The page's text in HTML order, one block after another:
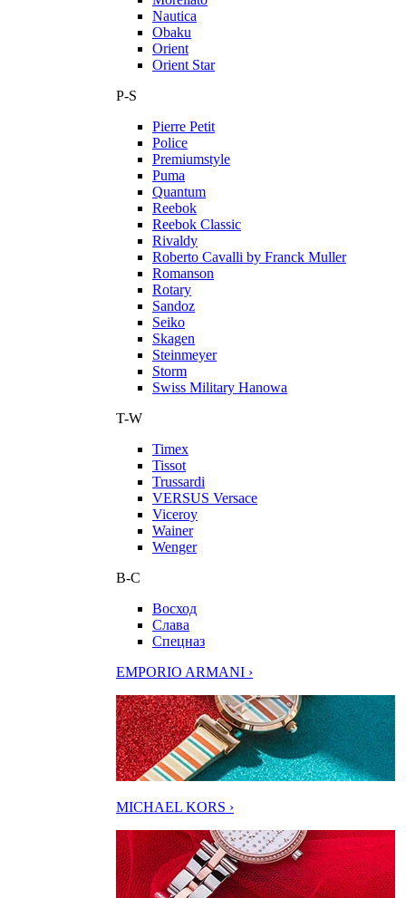
Nautica
Obaku
Orient
Orient Star
P-S
Pierre Petit
Police
Premiumstyle
Puma
Quantum
Reebok
Reebok Classic
Rivaldy
Roberto Cavalli by Franck Muller
Romanson
Rotary
Sandoz
Seiko
Skagen
Steinmeyer
Storm
Swiss Military Hanowa
T-W
Timex
Tissot
Trussardi
VERSUS Versace
Viceroy
Wainer
Wenger
В-С
Восход
Слава
Спецназ
EMPORIO ARMANI ›
MICHAEL KORS ›